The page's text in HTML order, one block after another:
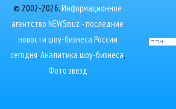
© 2002-2026.Информационное
агентство NEWSmuz - последние
новости шоу-бизнеса России
сегодня.Аналитика шоу-бизнеса,
Фото звезд